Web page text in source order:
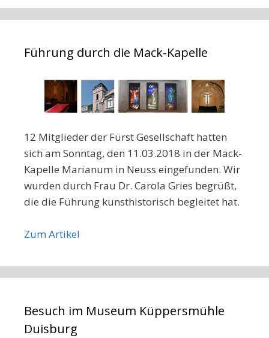
Führung durch die Mack-Kapelle
12 Mitglieder der Fürst Gesellschaft hatten
sich am Sonntag, den 11.03.2018 in der Mack-
Kapelle Marianum in Neuss eingefunden. Wir
wurden durch Frau Dr. Carola Gries begrüßt,
die die Führung kunsthistorisch begleitet hat.
Zum Artikel
Besuch im Museum Küppersmühle
Duisburg